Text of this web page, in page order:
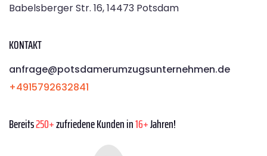
Babelsberger Str. 16, 14473 Potsdam
KONTAKT
anfrage@potsdamerumzugsunternehmen.de
+4915792632841
Bereits250+zufriedene Kunden in16+Jahren!